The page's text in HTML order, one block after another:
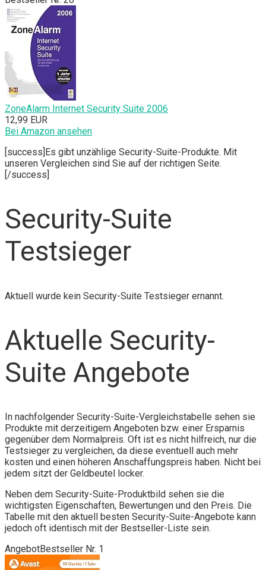
ZoneAlarm Internet Security Suite 2006
12,99 EUR
Bei Amazon ansehen
[success]Es gibt unzählige Security-Suite-Produkte. Mit
unseren Vergleichen sind Sie auf der richtigen Seite.
[/success]
Security-Suite
Testsieger
Aktuell wurde kein Security-Suite Testsieger ernannt.
Aktuelle Security-
Suite Angebote
In nachfolgender Security-Suite-Vergleichstabelle sehen sie
Produkte mit derzeitigem Angeboten bzw. einer Ersparnis
gegenüber dem Normalpreis. Oft ist es nicht hilfreich, nur die
Testsieger zu vergleichen, da diese eventuell auch mehr
kosten und einen höheren Anschaffungspreis haben. Nicht bei
jedem sitzt der Geldbeutel locker.
Neben dem Security-Suite-Produktbild sehen sie die
wichtigsten Eigenschaften, Bewertungen und den Preis. Die
Tabelle mit den aktuell besten Security-Suite-Angebote kann
jedoch oft identisch mit der Bestseller-Liste sein.
AngebotBestseller Nr. 1